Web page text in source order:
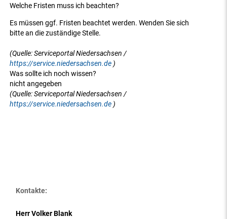
Welche Fristen muss ich beachten?
Es müssen ggf. Fristen beachtet werden. Wenden Sie sich
bitte an die zuständige Stelle.
(Quelle: Serviceportal Niedersachsen /
https://service.niedersachsen.de )
Was sollte ich noch wissen?
nicht angegeben
(Quelle: Serviceportal Niedersachsen /
https://service.niedersachsen.de )
Kontakte:
Herr Volker Blank